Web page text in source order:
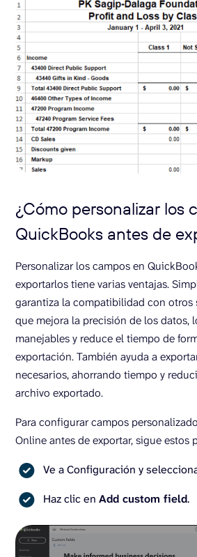
¿Cómo personalizar los
QuickBooks antes de
Personalizar los campos en
exportarlos tiene varias ventajas.
garantiza la compatibilidad con otros
que mejora la precisión de los datos,
manejables y reduce el tiempo de
exportación. También ayuda a
necesarios, ahorrando tiempo y
archivo exportado.
Para configurar campos
Online antes de exportar, sigue estos
Ve a Configuración y
Haz clic en Add custom field.